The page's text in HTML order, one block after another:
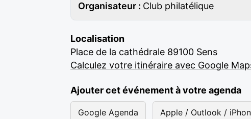
Organisateur : Club philatélique
Localisation
Place de la cathédrale 89100 Sens
Calculez votre itinéraire avec Google
Ajouter cet événement à votre agenda
Google Agenda Apple / Outlook /